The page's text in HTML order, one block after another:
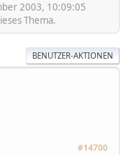
2003, 10:09:05
Thema.
BENUTZER-AKTIONEN
#14700